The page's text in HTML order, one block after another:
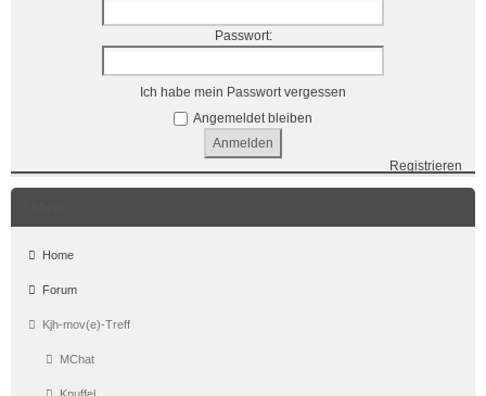
Passwort:
Ich habe mein Passwort vergessen
Angemeldet bleiben
Registrieren
Home
Forum
Kjh-mov(e)-Treff
MChat